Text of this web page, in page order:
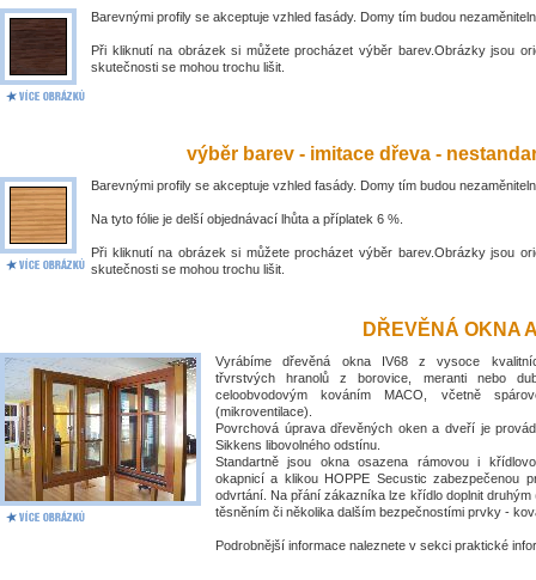
Barevnými profily se akceptuje vzhled fasády. Domy tím budou
Při kliknutí na obrázek si můžete procházet výběr barev.Obrázky jsou
skutečnosti se mohou trochu lišit.
výběr barev - imitace dřeva -
Barevnými profily se akceptuje vzhled fasády. Domy tím budou
Na tyto fólie je delší objednávací lhůta a příplatek 6 %.
Při kliknutí na obrázek si můžete procházet výběr barev.Obrázky jsou
skutečnosti se mohou trochu lišit.
DŘEVĚNÁ OKNA
Vyrábíme dřevěná okna IV68 z vysoce
třvrstvých hranolů z borovice, meranti nebo
celoobvodovým kováním MACO, včetně
(mikroventilace).
Povrchová úprava dřevěných oken a dveří je
Sikkens libovolného odstínu.
Standartně jsou okna osazena rámovou i
okapnicí a klikou HOPPE Secustic zabezpečenou
odvrtání. Na přání zákazníka lze křídlo doplnit druhým
těsněním či několika dalším bezpečnostími prvky -
Podrobnější informace naleznete v sekci praktické